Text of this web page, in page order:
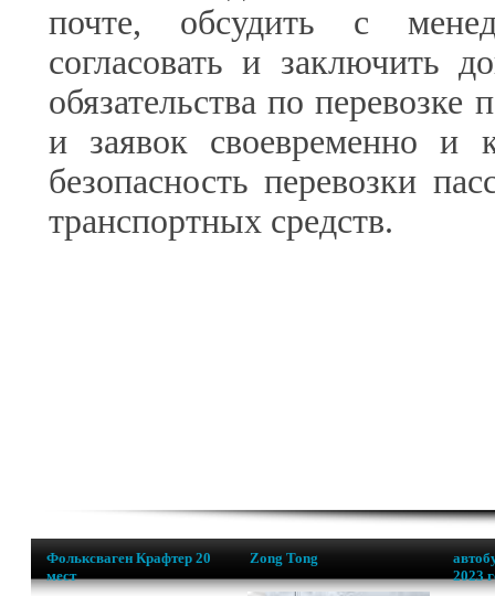
почте, обсудить с
согласовать и заключить
обязательства по
и заявок своевременно и
безопасность перевозки
транспортных средств.
Фольксваген Крафтер 20
мест
Zong Tong
2023